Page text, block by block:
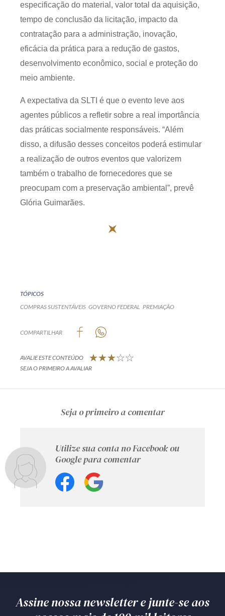
especificação do material, valor total da aquisição,
tempo de conclusão da licitação, impacto da
contratação para a administração, inovação,
eficácia da prática para a redução de gastos,
desenvolvimento econômico, social e proteção do
meio ambiente.
A expectativa da SLTI é que o evento leve aos
agentes públicos a refletir sobre a real importância
das práticas socialmente responsáveis. “Além
disso, a difusão desses conceitos poderá estimular
a realização de outros eventos que valorizem
também o trabalho de fornecedores que se
preocupam com a preservação ambiental”, prevê
Glória Guimarães.
TÓPICOS
COMPRAS SUSTENTÁVEIS GOVERNO FEDERAL PREMIAÇÃO
COMPARTILHAR
AVALIE ESTE CONTEÚDO
SEJA O PRIMEIRO A AVALIAR
Seja o primeiro a comentar
Utilize sua conta no Facebook ou
Google para comentar
Assine nossa newsletter e junte-se aos